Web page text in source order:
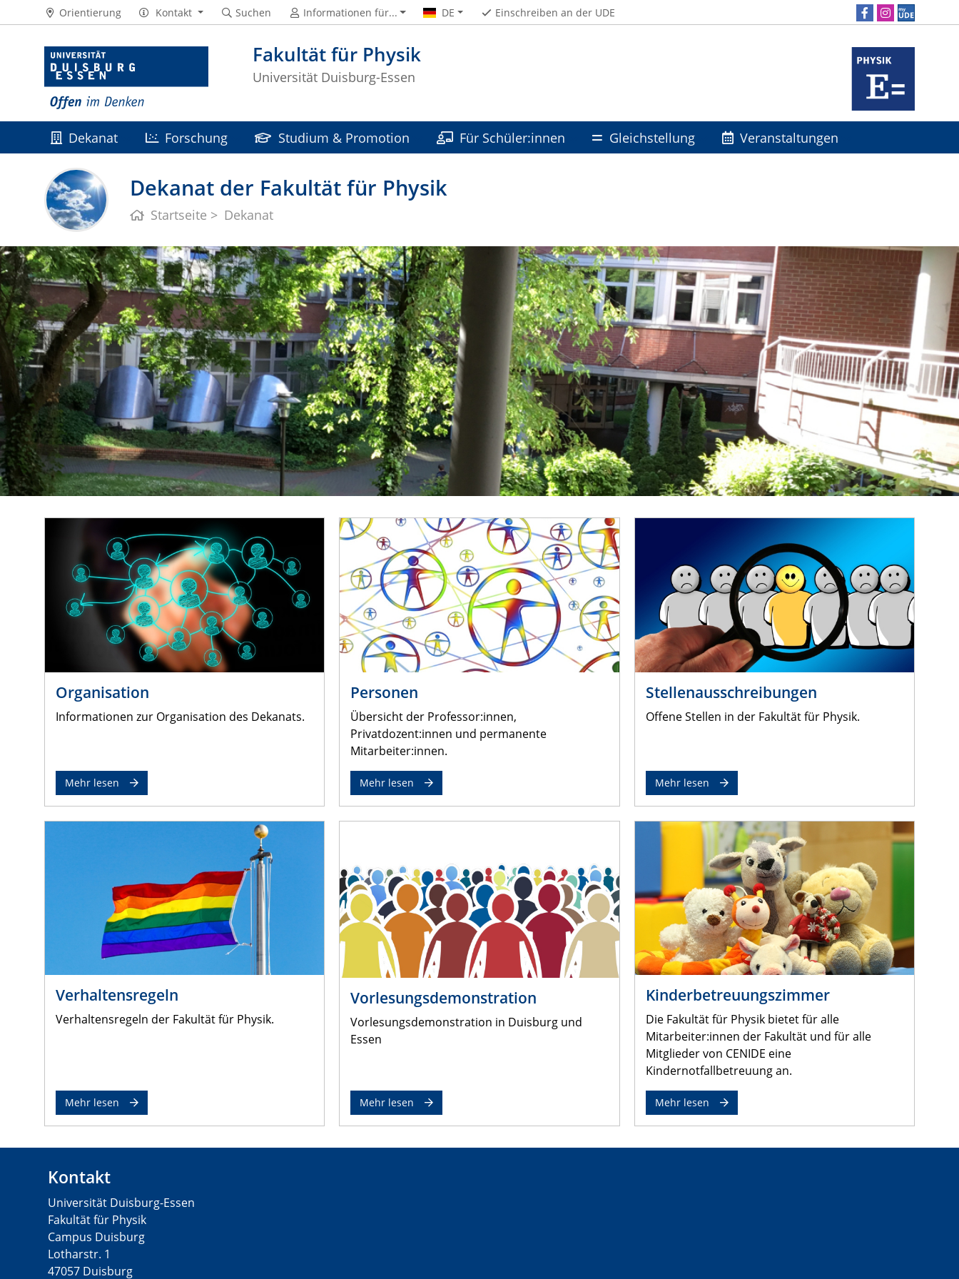
Fakultät für Physik
Universität Duisburg-Essen
Orientierung Kontakt Suchen Informationen für... DE Einschreiben an der UDE
Dekanat Forschung Studium & Promotion Für Schüler:innen Gleichstellung Veranstaltungen
Dekanat der Fakultät für Physik
Startseite Dekanat
Organisation
Informationen zur Organisation des Dekanats.
Mehr lesen
Personen
Übersicht der Professor:innen,
Privatdozent:innen und permanente
Mitarbeiter:innen.
Mehr lesen
Stellenausschreibungen
Offene Stellen in der Fakultät für Physik.
Mehr lesen
Verhaltensregeln
Verhaltensregeln der Fakultät für Physik.
Mehr lesen
Vorlesungsdemonstration
Vorlesungsdemonstration in Duisburg und
Essen
Mehr lesen
Kinderbetreuungszimmer
Die Fakultät für Physik bietet für alle
Mitarbeiter:innen der Fakultät und für alle
Mitglieder von CENIDE eine
Kindernotfallbetreuung an.
Mehr lesen
Kontakt
Universität Duisburg-Essen
Fakultät für Physik
Campus Duisburg
Lotharstr. 1
47057 Duisburg